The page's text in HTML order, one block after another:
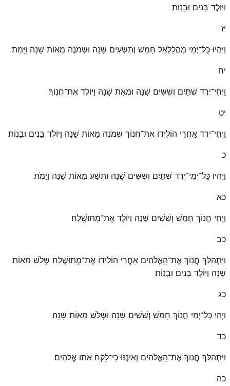
וַיּוֹלֶד בָּנִים וּבָנֽוֹת׃
יז
וַיִּהְיוּ כׇּל־יְמֵי מַהֲלַלְאֵל חָמֵשׁ וְתִשְׁעִים שָׁנָה וּשְׁמֹנֶה מֵאוֹת שָׁנָה וַיָּמֹֽת׃
יח
וַֽיְחִי־יֶרֶד שְׁתַּיִם וְשִׁשִּׁים שָׁנָה וּמְאַת שָׁנָה וַיּוֹלֶד אֶת־חֲנֽוֹךְ׃
יט
וַֽיְחִי־יֶרֶד אַֽחֲרֵי הוֹלִידוֹ אֶת־חֲנוֹךְ שְׁמֹנֶה מֵאוֹת שָׁנָה וַיּוֹלֶד בָּנִים וּבָנֽוֹת׃
כ
וַיִּֽהְיוּ כׇּל־יְמֵי־יֶרֶד שְׁתַּיִם וְשִׁשִּׁים שָׁנָה וּתְשַׁע מֵאוֹת שָׁנָה וַיָּמֹֽת׃
כא
וַיְחִי חֲנוֹךְ חָמֵשׁ וְשִׁשִּׁים שָׁנָה וַיּוֹלֶד אֶת־מְתוּשָֽׁלַח׃
כב
וַיִּתְהַלֵּךְ חֲנוֹךְ אֶת־הָֽאֱלֹהִים אַֽחֲרֵי הוֹלִידוֹ אֶת־מְתוּשֶׁלַח שְׁלֹשׁ מֵאוֹת
שָׁנָה וַיּוֹלֶד בָּנִים וּבָנֽוֹת׃
כג
וַיְהִי כׇּל־יְמֵי חֲנוֹךְ חָמֵשׁ וְשִׁשִּׁים שָׁנָה וּשְׁלֹשׁ מֵאוֹת שָׁנָֽה׃
כד
וַיִּתְהַלֵּךְ חֲנוֹךְ אֶת־הָֽאֱלֹהִים וְאֵינֶנּוּ כִּֽי־לָקַח אֹתוֹ אֱלֹהִֽים׃
כה